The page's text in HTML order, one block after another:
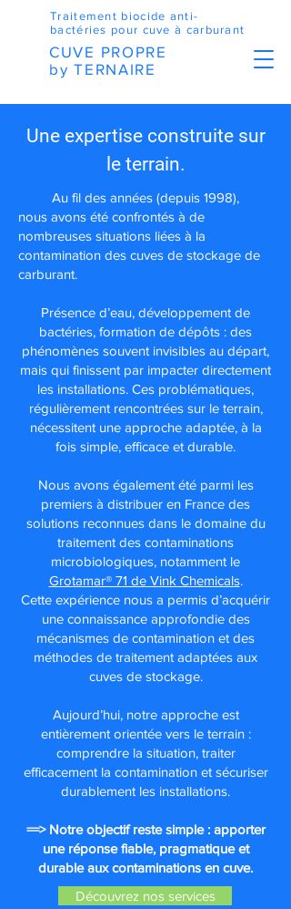
CUVE PROPRE
by TERNAIRE
Traitement biocide anti-
bactéries pour cuve à carburant
Une expertise construite sur
le terrain.
Au fil des années (depuis 1998),
nous avons été confrontés à de
nombreuses situations liées à la
contamination des cuves de stockage de
carburant.
Présence d’eau, développement de
bactéries, formation de dépôts : des
phénomènes souvent invisibles au départ,
mais qui finissent par impacter directement
les installations. Ces problématiques,
régulièrement rencontrées sur le terrain,
nécessitent une approche adaptée, à la
fois simple, efficace et durable.
Nous avons également été parmi les
premiers à distribuer en France des
solutions reconnues dans le domaine du
traitement des contaminations
microbiologiques, notamment le
Grotamar® 71 de Vink Chemicals.
Cette expérience nous a permis d’acquérir
une connaissance approfondie des
mécanismes de contamination et des
méthodes de traitement adaptées aux
cuves de stockage.
Aujourd’hui, notre approche est
entièrement orientée vers le terrain :
comprendre la situation, traiter
efficacement la contamination et sécuriser
durablement les installations.
==> Notre objectif reste simple : apporter
une réponse fiable, pragmatique et
durable aux contaminations en cuve.
Découvrez nos services